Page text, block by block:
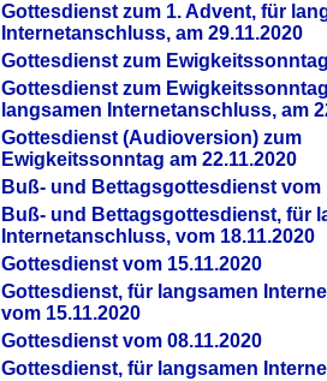
Gottesdienst zum 1. Advent, für
Internetanschluss, am 29.11.2020
Gottesdienst zum
Gottesdienst zum
langsamen Internetanschluss, am
Gottesdienst (Audioversion) zum
Ewigkeitssonntag am 22.11.2020
Buß- und Bettagsgottesdienst vom
Buß- und Bettagsgottesdienst, für
Internetanschluss, vom 18.11.2020
Gottesdienst vom 15.11.2020
Gottesdienst, für langsamen
vom 15.11.2020
Gottesdienst vom 08.11.2020
Gottesdienst, für langsamen